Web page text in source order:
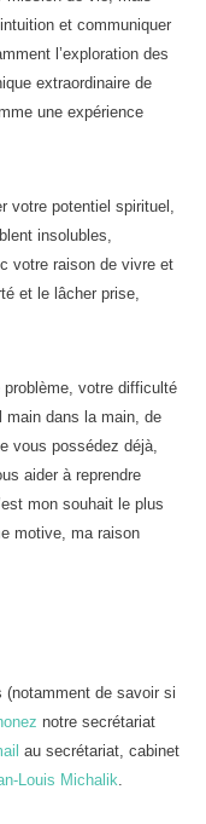
et communiquer
l’exploration des
extraordinaire de
une expérience
votre potentiel spirituel,
insolubles,
votre raison de vivre et
et le lâcher prise,
votre difficulté
main dans la main, de
vous possédez déjà,
aider à reprendre
mon souhait le plus
motive, ma raison
(notamment de savoir si
notre secrétariat
au secrétariat, cabinet
Louis Michalik